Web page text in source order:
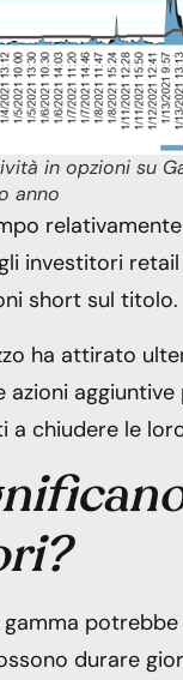
in opzioni su
anno
investitori
short sul titolo.
ha attirato
azioni
chiudere le
durare